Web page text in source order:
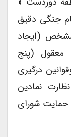
جنگی دقیق
(ایجاد
(پنج
درگیری
نمادین
شورای